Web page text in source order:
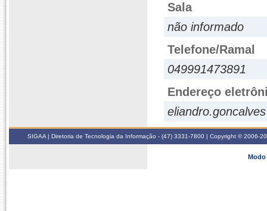
Sala
não informado
Telefone/Ramal
049991473891
Endereço
SIGAA | Diretoria de Tecnologia da Informação - (47) 3331-7800 | Copyright © 2006-
Modo